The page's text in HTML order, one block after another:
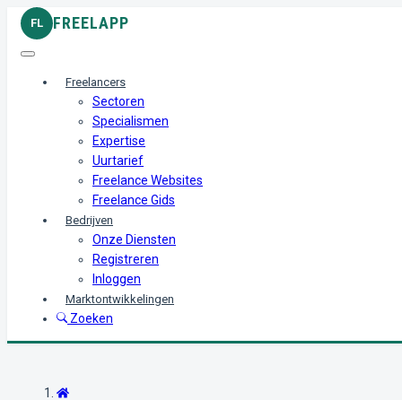
FL FREELAPP
Freelancers
Sectoren
Specialismen
Expertise
Uurtarief
Freelance Websites
Freelance Gids
Bedrijven
Onze Diensten
Registreren
Inloggen
Marktontwikkelingen
Zoeken